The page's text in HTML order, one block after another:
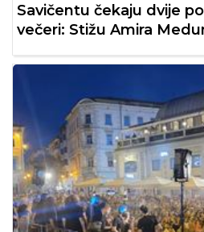
Savičentu čekaju dvije
večeri: Stižu Amira